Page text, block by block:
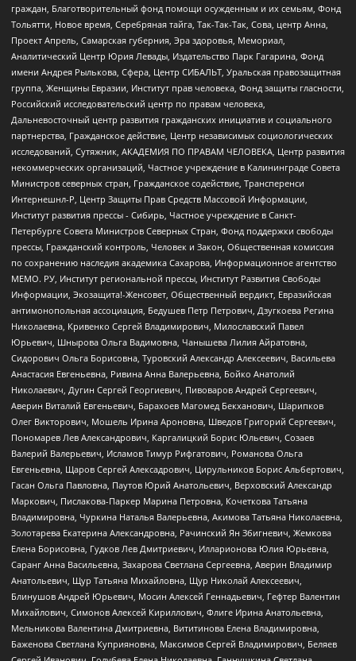
граждан, Благотворительный фонд помощи осужденным и их семьям, Фонд
Тольятти, Новое время, Серебряная тайга, Так-Так-Так, Сова, центр Анна,
Проект Апрель, Самарская губерния, Эра здоровья, Мемориал,
Аналитический Центр Юрия Левады, Издательство Парк Гагарина, Фонд
имени Андрея Рылькова, Сфера, Центр СИБАЛЬТ, Уральская правозащитная
группа, Женщины Евразии, Институт прав человека, Фонд защиты гласности,
Российский исследовательский центр по правам человека,
Дальневосточный центр развития гражданских инициатив и социального
партнерства, Гражданское действие, Центр независимых социологических
исследований, Сутяжник, АКАДЕМИЯ ПО ПРАВАМ ЧЕЛОВЕКА, Центр развития
некоммерческих организаций, Частное учреждение в Калининграде Совета
Министров северных стран, Гражданское содействие, Трансперенси
Интернешнл-Р, Центр Защиты Прав Средств Массовой Информации,
Институт развития прессы - Сибирь, Частное учреждение в Санкт-
Петербурге Совета Министров Северных Стран, Фонд поддержки свободы
прессы, Гражданский контроль, Человек и Закон, Общественная комиссия
по сохранению наследия академика Сахарова, Информационное агентство
МЕМО. РУ, Институт региональной прессы, Институт Развития Свободы
Информации, Экозащита!-Женсовет, Общественный вердикт, Евразийская
антимонопольная ассоциация, Бедушев Петр Петрович, Дзугкоева Регина
Николаевна, Кривенко Сергей Владимирович, Милославский Павел
Юрьевич, Шнырова Ольга Вадимовна, Чанышева Лилия Айратовна,
Сидорович Ольга Борисовна, Туровский Александр Алексеевич, Васильева
Анастасия Евгеньевна, Ривина Анна Валерьевна, Бойко Анатолий
Николаевич, Дугин Сергей Георгиевич, Пивоваров Андрей Сергеевич,
Аверин Виталий Евгеньевич, Барахоев Магомед Бекханович, Шарипков
Олег Викторович, Мошель Ирина Ароновна, Шведов Григорий Сергеевич,
Пономарев Лев Александрович, Каргалицкий Борис Юльевич, Созаев
Валерий Валерьевич, Исламов Тимур Рифгатович, Романова Ольга
Евгеньевна, Щаров Сергей Алексадрович, Цирульников Борис Альбертович,
Гасан Ольга Павловна, Паутов Юрий Анатольевич, Верховский Александр
Маркович, Пислакова-Паркер Марина Петровна, Кочеткова Татьяна
Владимировна, Чуркина Наталья Валерьевна, Акимова Татьяна Николаевна,
Золотарева Екатерина Александровна, Рачинский Ян Збигневич, Жемкова
Елена Борисовна, Гудков Лев Дмитриевич, Илларионова Юлия Юрьевна,
Саранг Анна Васильевна, Захарова Светлана Сергеевна, Аверин Владимир
Анатольевич, Щур Татьяна Михайловна, Щур Николай Алексеевич,
Блинушов Андрей Юрьевич, Мосин Алексей Геннадьевич, Гефтер Валентин
Михайлович, Симонов Алексей Кириллович, Флиге Ирина Анатольевна,
Мельникова Валентина Дмитриевна, Вититинова Елена Владимировна,
Баженова Светлана Куприяновна, Максимов Сергей Владимирович, Беляев